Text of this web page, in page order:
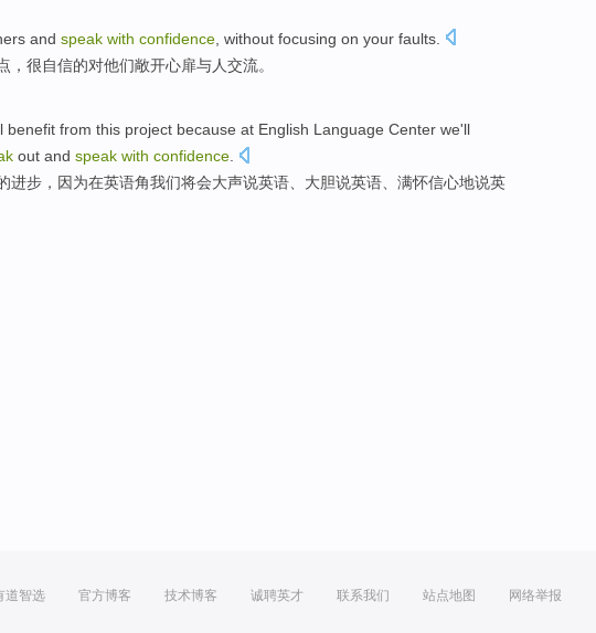
and speak with confidence without focusing on your faults
，很自信的对他们敞开心扉与人交流。
benefit from this project because at English Language Center we'll
out and speak with confidence.
进步， 因为在英语角我们将会大声说英语、大胆说英语、 满怀信心地说英
道智选 官方博客 技术博客 诚聘英才 联系我们 站点地图 网络举报